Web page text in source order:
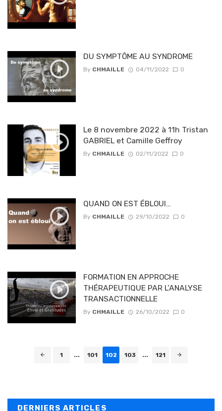
DU SYMPTÔME AU SYNDROME
By CHMAILLE 04/11/2022 0
Le 8 novembre 2022 à 11h Tristan
GABRIEL et Camille Geffroy
By CHMAILLE 02/11/2022 0
QUAND ON EST ÉBLOUI…
By CHMAILLE 29/10/2022 0
FORMATION EN APPROCHE
THÉRAPEUTIQUE PAR L’ANALYSE
TRANSACTIONNELLE
By CHMAILLE 26/10/2022 0
Posts navigation
1 ... 101 102 103 ... 121
DERNIERS ARTICLES